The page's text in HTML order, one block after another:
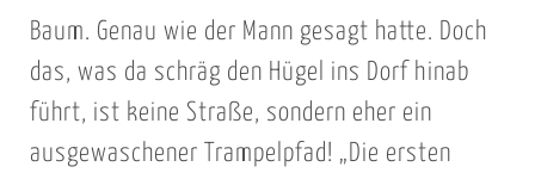
Baum. Genau wie der Mann gesagt hatte. Doch
das, was da schräg den Hügel ins Dorf hinab
führt, ist keine Straße, sondern eher ein
ausgewaschener Trampelpfad! „Die ersten